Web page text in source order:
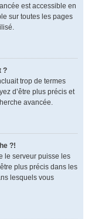
est accessible en
sur toutes les pages
?
trop de termes
d’être plus précis et
avancée.
?!
le serveur puisse les
plus précis dans les
lesquels vous